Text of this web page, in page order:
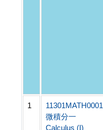
1
11301MATH0001
微積分一
Calculus (I)